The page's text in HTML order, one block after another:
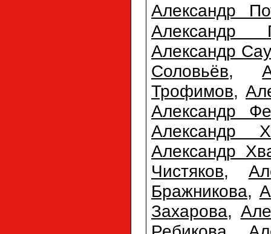
Александр
Александр
Александр
Соловьёв,
Трофимов,
Александр
Александр
Александр
Чистяков,
Бражникова,
Захарова,